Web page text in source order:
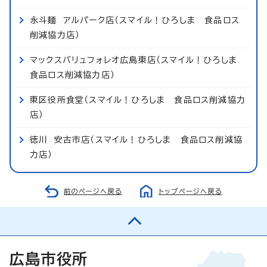
永斗麺 アルパーク店（スマイル！ひろしま 食品ロス
削減協力店）
マックスバリュフォレオ広島東店（スマイル！ひろしま
食品ロス削減協力店）
東区役所食堂（スマイル！ひろしま 食品ロス削減協力
店）
徳川 安古市店（スマイル！ひろしま 食品ロス削減協
力店）
前のページへ戻る トップページへ戻る
広島市役所